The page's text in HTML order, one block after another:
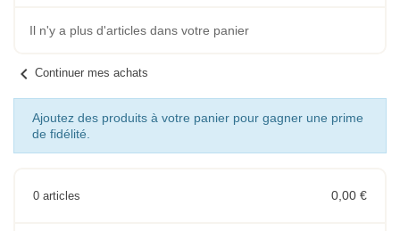
Il n'y a plus d'articles dans votre panier
chevron_left Continuer mes achats
Ajoutez des produits à votre panier pour gagner une prime
de fidélité.
0 articles 0,00 €